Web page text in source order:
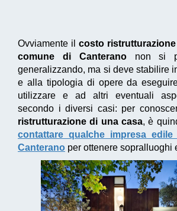
Ovviamente il costo ristrutturazione
comune di Canteranonon si
generalizzando, ma si deve stabilire
e alla tipologia di opere da
utilizzare e ad altri eventuali
secondo i diversi casi: per
ristrutturazione di una casa, è
contattare qualche impresa
Canterano per ottenere sopralluoghi